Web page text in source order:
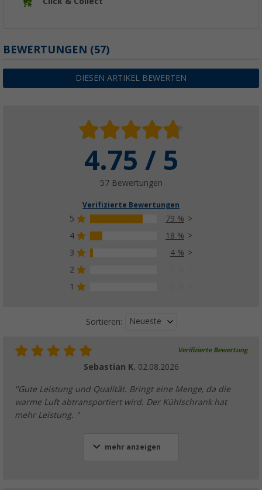
BEWERTUNGEN (57)
DIESEN ARTIKEL BEWERTEN
4.75 / 5
57 Bewertungen
Verifizierte Bewertungen
5
79 %
4
18 %
3
4 %
2
1
Sortieren: Neueste
Verifizierte Bewertung
Sebastian K. 02.08.2026
"Gute Leistung und Qualität. Bringt eine Menge, da die
warme Luft abtransportiert wird. Der Kühlschrank hat
mehr Leistung. "
mehr anzeigen